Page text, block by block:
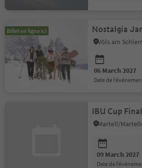
Billet en ligne ici Nostalgia
06 March 2027
date de
IBU Cup Final
09 March 2027
date de